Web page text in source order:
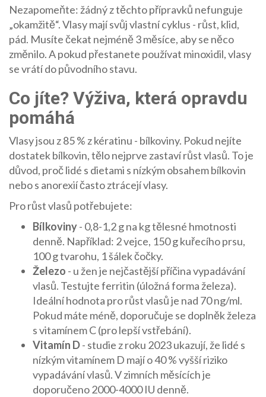
Nezapomeňte: žádný z těchto přípravků nefunguje
„okamžitě“. Vlasy mají svůj vlastní cyklus - růst, klid,
pád. Musíte čekat nejméně 3 měsíce, aby se něco
změnilo. A pokud přestanete používat minoxidil, vlasy
se vrátí do původního stavu.
Co jíte? Výživa, která opravdu
pomáhá
Vlasy jsou z 85 % z kératinu - bílkoviny. Pokud nejíte
dostatek bílkovin, tělo nejprve zastaví růst vlasů. To je
důvod, proč lidé s dietami s nízkým obsahem bílkovin
nebo s anorexií často ztrácejí vlasy.
Pro růst vlasů potřebujete:
Bílkoviny- 0,8-1,2 g na kg tělesné hmotnosti
denně. Například: 2 vejce, 150 g kuřecího prsu,
100 g tvarohu, 1 šálek čočky.
Železo - u žen je nejčastější příčina vypadávání
vlasů. Testujte ferritin (úložná forma železa).
Ideální hodnota pro růst vlasů je nad 70 ng/ml.
Pokud máte méně, doporučuje se doplněk železa
s vitamínem C (pro lepší vstřebání).
Vitamín D- studie z roku 2023 ukazují, že lidé s
nízkým vitamínem D mají o 40 % vyšší riziko
vypadávání vlasů. V zimních měsících je
doporučeno 2000-4000 IU denně.